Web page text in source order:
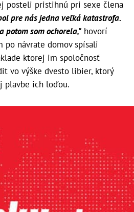
posteli pristihnú pri sexe člena
pre nás jedna veľká katastrofa.
potom som ochorela," hovorí
po návrate domov spísali
ktorej im spoločnosť
vo výške dvesto libier, ktorý
plavbe ich loďou.